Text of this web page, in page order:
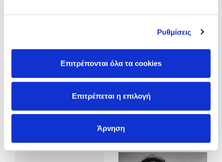
Ρυθμίσεις
Επιτρέπονται όλα τα cookies
Επιτρέπεται η επιλογή
Άρνηση
Ο Κώστας Κρομμύδας στο Παλαιοχώρι Καλαμπάκας
Ο Κώστας Κρομμύδας και η Μαρίνα Γιώτη στη Νικήτη
Ο Στέφανος Ξενάκης στη Χίο
Βιβλίου στο Πεδίον του Άρεως